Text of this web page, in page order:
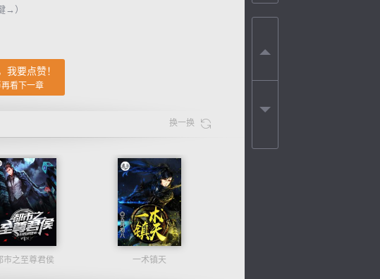
→）
我要点赞！
看下一章
换一换
市之至尊君侯 一术镇天